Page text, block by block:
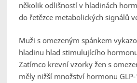
několik odlišností v hladinách
do řetězce metabolických signálů
Muži s omezeným spánkem
hladinu hlad stimulujícího
Zatímco krevní vzorky žen s
měly nižší množství hormonu